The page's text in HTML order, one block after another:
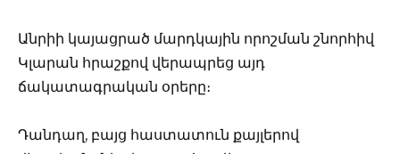
Անրիի կայացրած մարդկային որոշման շնորհիվ
Կլարան հրաշքով վերապրեց այդ
ճակատագրական օրերը։
Դանդաղ, բայց հաստատուն քայլերով